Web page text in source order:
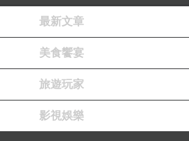
最新文章
美食饗宴
旅遊玩家
影視娛樂